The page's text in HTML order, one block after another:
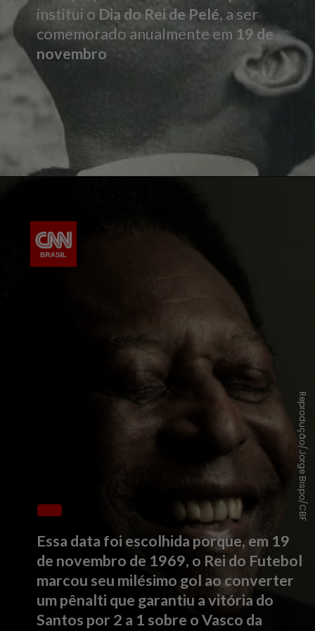
institui o Dia do Rei de Pelé, a ser
comemorado anualmente em 19 de
novembro
Essa data foi escolhida porque, em 19
de novembro de 1969, o Rei do Futebol
marcou seu milésimo gol ao converter
um pênalti que garantiu a vitória do
Santos por 2 a 1 sobre o Vasco da
R
e
p
r
o
d
u
ç
ã
o
/
J
o
r
g
e
B
i
s
p
o
/
C
B
F